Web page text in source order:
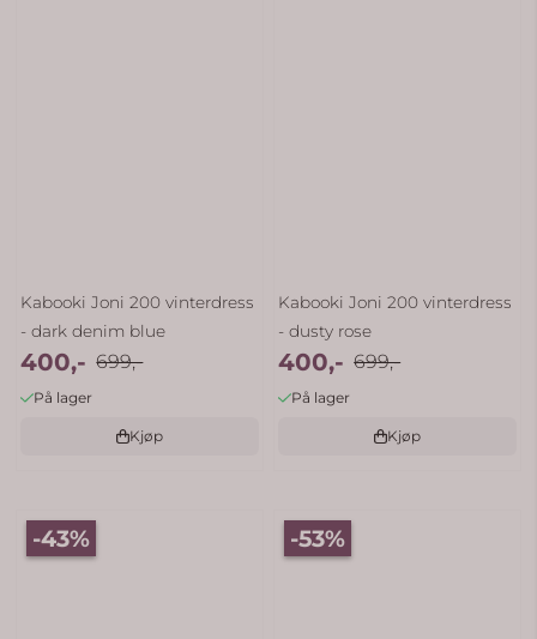
Kabooki Joni 200 vinterdress
- dark denim blue
400,- 699,-
På lager
Kjøp
Kabooki Joni 200 vinterdress
- dusty rose
400,- 699,-
På lager
Kjøp
-43% -53%